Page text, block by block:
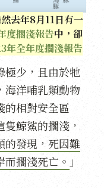
去年8月11日有一
度擱淺報告中，卻
年全年度擱淺報告
極少，且由於牠
海洋哺乳類動物
的相對安全區
鯨鯊的擱淺，
的發現，死因難
擱淺死亡。 」